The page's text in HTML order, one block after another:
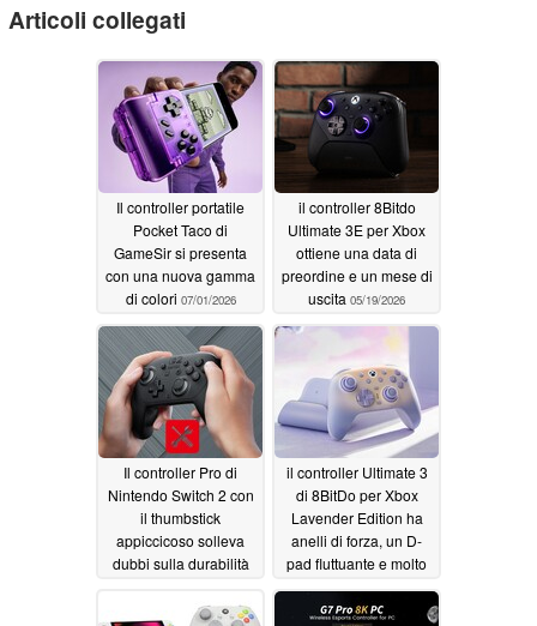
Articoli collegati
Il controller portatile
Pocket Taco di
GameSir si presenta
con una nuova gamma
di colori 07/01/2026
il controller 8Bitdo
Ultimate 3E per Xbox
ottiene una data di
preordine e un mese di
uscita 05/19/2026
Il controller Pro di
Nintendo Switch 2 con
il thumbstick
appiccicoso solleva
dubbi sulla durabilità
il controller Ultimate 3
di 8BitDo per Xbox
Lavender Edition ha
anelli di forza, un D-
pad fluttuante e molto
05/19/2026